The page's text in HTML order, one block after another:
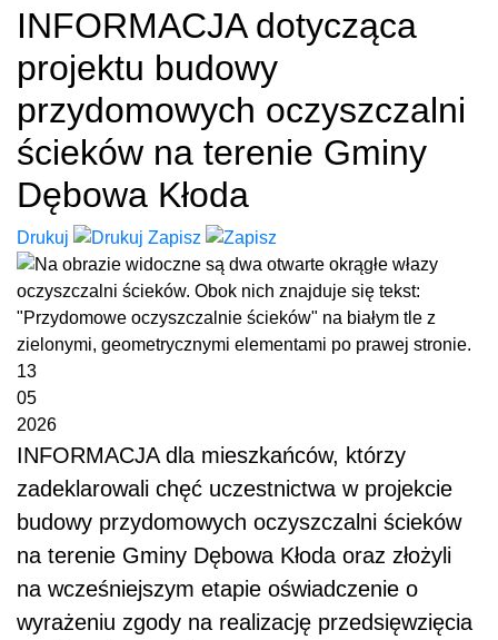
INFORMACJA dotycząca
projektu budowy
przydomowych oczyszczalni
ścieków na terenie Gminy
Dębowa Kłoda
Drukuj Zapisz
13
05
2026
INFORMACJA dla mieszkańców, którzy
zadeklarowali chęć uczestnictwa w projekcie
budowy przydomowych oczyszczalni ścieków
na terenie Gminy Dębowa Kłoda oraz złożyli
na wcześniejszym etapie oświadczenie o
wyrażeniu zgody na realizację przedsięwzięcia